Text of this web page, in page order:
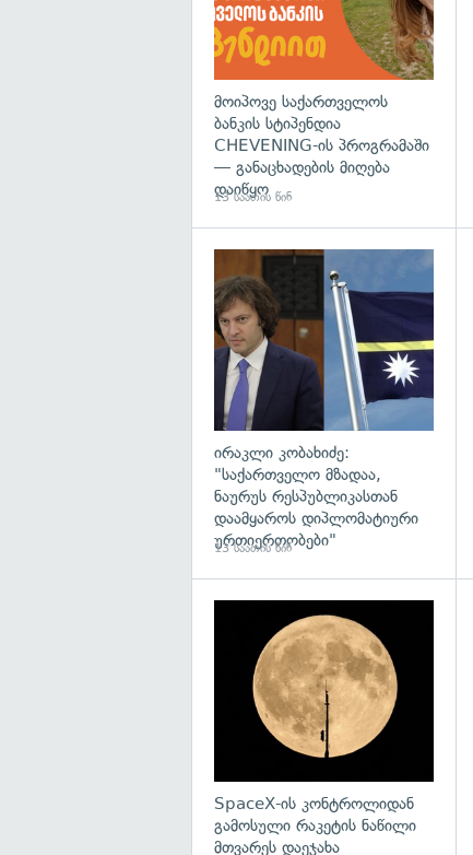
მოიპოვე საქართველოს
ბანკის სტიპენდია
CHEVENING-ის პროგრამაში
— განაცხადების მიღება
დაიწყო
13 საათის წინ
ირაკლი კობახიძე:
"საქართველო მზადაა,
ნაურუს რესპუბლიკასთან
დაამყაროს დიპლომატიური
ურთიერთობები"
13 საათის წინ
SpaceX-ის კონტროლიდან
გამოსული რაკეტის ნაწილი
მთვარეს დაეჯახა